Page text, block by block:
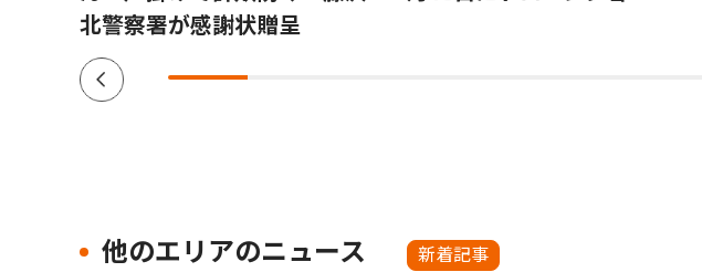
北警察署が感謝状贈呈
他のエリアのニュース 新着記事